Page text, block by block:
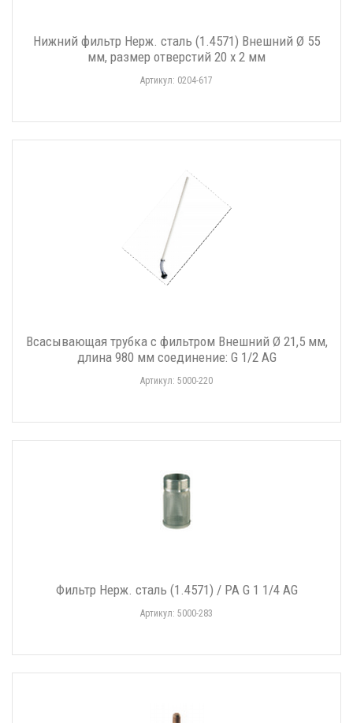
Нижний фильтр Нерж. сталь (1.4571) Внешний Ø 55
мм, размер отверстий 20 x 2 мм
Артикул: 0204-617
Всасывающая трубка с фильтром Внешний Ø 21,5 мм,
длина 980 мм соединение: G 1/2 AG
Артикул: 5000-220
Фильтр Нерж. сталь (1.4571) / PA G 1 1/4 AG
Артикул: 5000-283